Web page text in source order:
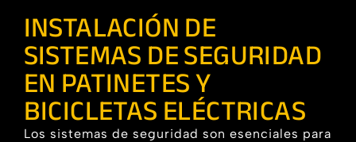
INSTALACIÓN DE
SISTEMAS DE SEGURIDAD
EN PATINETES Y
BICICLETAS ELÉCTRICAS
Los sistemas de seguridad son esenciales para